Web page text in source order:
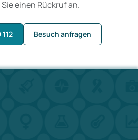
einen Rückruf an.
Besuch anfragen